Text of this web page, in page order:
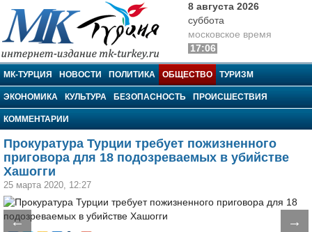
МК-Турция
8 августа 2026
суббота
московское время
17:06
МК-ТУРЦИЯ НОВОСТИ ПОЛИТИКА ОБЩЕСТВО ТУРИЗМ
ЭКОНОМИКА КУЛЬТУРА БЕЗОПАСНОСТЬ ПРОИСШЕСТВИЯ
КОММЕНТАРИИ
Прокуратура Турции требует пожизненного
приговора для 18 подозреваемых в убийстве
Хашогги
25 марта 2020, 12:27
← →